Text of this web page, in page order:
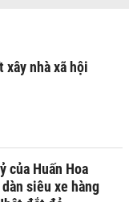
xây nhà xã hội
của Huấn Hoa
siêu xe hàng